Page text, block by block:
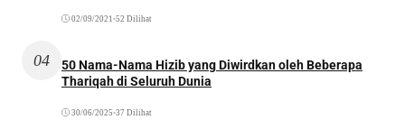
02/09/2021 •52 Dilihat
04
50 Nama-Nama Hizib yang Diwirdkan oleh Beberapa
Thariqah di Seluruh Dunia
30/06/2025 •37 Dilihat